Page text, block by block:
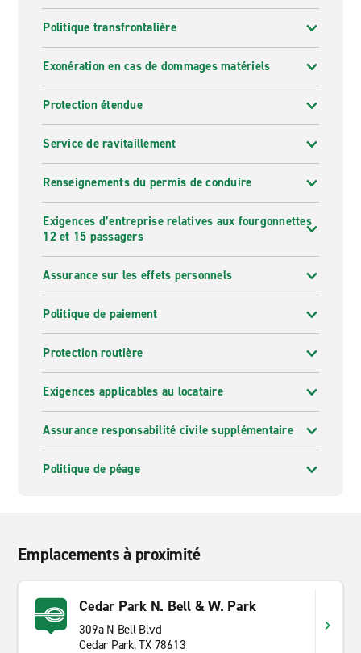
Politique transfrontalière
Exonération en cas de dommages matériels
Protection étendue
Service de ravitaillement
Renseignements du permis de conduire
Exigences d’entreprise relatives aux fourgonnettes
12 et 15 passagers
Assurance sur les effets personnels
Politique de paiement
Protection routière
Exigences applicables au locataire
Assurance responsabilité civile supplémentaire
Politique de péage
Emplacements à proximité
Cedar Park N. Bell & W. Park
309a N Bell Blvd
Cedar Park, TX 78613